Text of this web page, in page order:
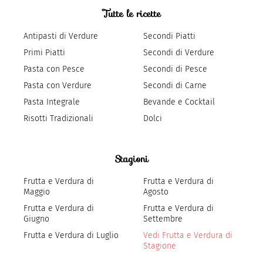
Tutte le ricette
Antipasti di Verdure
Primi Piatti
Pasta con Pesce
Pasta con Verdure
Pasta Integrale
Risotti Tradizionali
Secondi Piatti
Secondi di Verdure
Secondi di Pesce
Secondi di Carne
Bevande e Cocktail
Dolci
Stagioni
Frutta e Verdura di
Maggio
Frutta e Verdura di
Giugno
Frutta e Verdura di Luglio
Frutta e Verdura di
Agosto
Frutta e Verdura di
Settembre
Vedi Frutta e Verdura di
Stagione